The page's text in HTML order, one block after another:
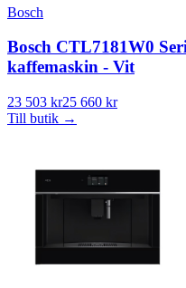
Bosch
Bosch CTL7181W0
kaffemaskin - Vit
23 503 kr25 660 kr
Till butik →